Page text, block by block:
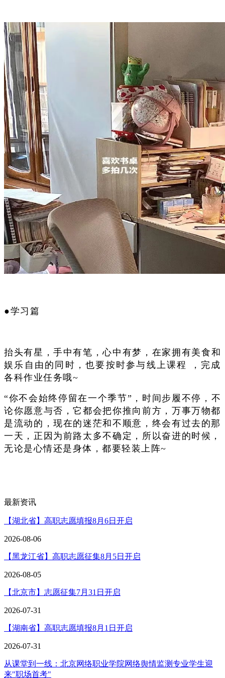
●学习篇
抬头有星，手中有笔，心中有梦， 在家拥有美食和
娱乐自由的同时，也要按时参与线上课程 ，完成
各科作业任务哦~
“你不会始终停留在一个季节”， 时间步履不停，不
论你愿意与否，它都会把你推向前方，万事万物都
是流动的，现在的迷茫和不顺意，终会有过去的那
一天，正因为前路太多不确定，所以奋进的时候，
无论是心情还是身体，都要轻装上阵~
最新资讯
【湖北省】高职志愿填报8月6日开启
2026-08-06
【黑龙江省】高职志愿征集8月5日开启
2026-08-05
【北京市】志愿征集7月31日开启
2026-07-31
【湖南省】高职志愿填报8月1日开启
2026-07-31
从课堂到一线：北京网络职业学院网络舆情监测专业学生迎
来"职场首考"